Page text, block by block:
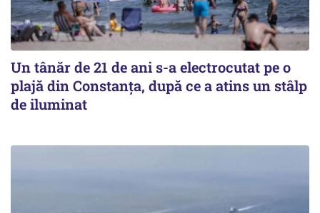
Un tânăr de 21 de ani s-a electrocutat pe o
plajă din Constanța, după ce a atins un stâlp
de iluminat